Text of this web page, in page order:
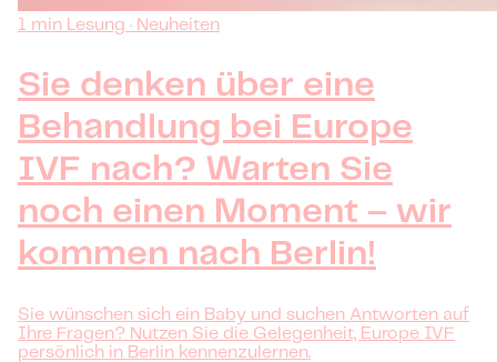
1 min Lesung · Neuheiten
Sie denken über eine
Behandlung bei Europe
IVF nach? Warten Sie
noch einen Moment – wir
kommen nach Berlin!
Sie wünschen sich ein Baby und suchen Antworten auf
Ihre Fragen? Nutzen Sie die Gelegenheit, Europe IVF
persönlich in Berlin kennenzulernen.